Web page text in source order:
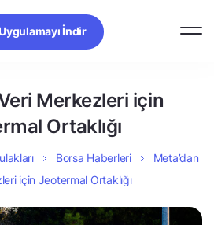
Uygulamayı İndir
Merkezleri için
Ortaklığı
Borsa Haberleri
Meta’dan
için Jeotermal Ortaklığı